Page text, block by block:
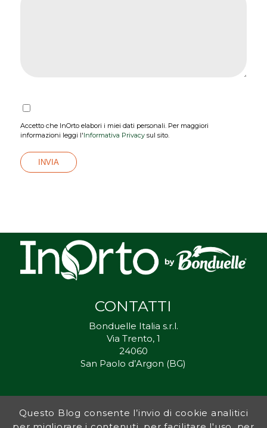
Accetto che InOrto elabori i miei dati personali. Per maggiori
informazioni leggi l'Informativa Privacysul sito.
CONTATTI
Bonduelle Italia s.r.l.
Via Trento, 1
24060
San Paolo d’Argon (BG)
Inorto.org è dal 2011 il punto di riferimento per gli ortisti italiani, e
fornisce preziosi consigli sia ai più esperti che a nuovi interessati.
Questo Blog consente l’invio di cookie analitici